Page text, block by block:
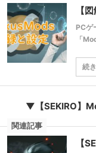
【
PCゲ
「
続
▼【SEKIRO】
関連記事
【